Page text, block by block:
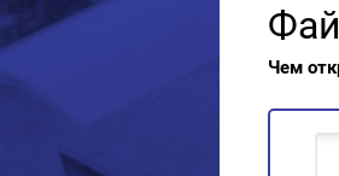
Чем